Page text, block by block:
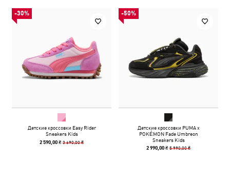
-30%
Детские кроссовки Easy Rider
Sneakers Kids
2 590,00 ₴3 690,00 ₴
-50%
Детские кроссовки PUMA x
POKÉMON Fade Umbreon
Sneakers Kids
2 990,00 ₴5 990,00 ₴